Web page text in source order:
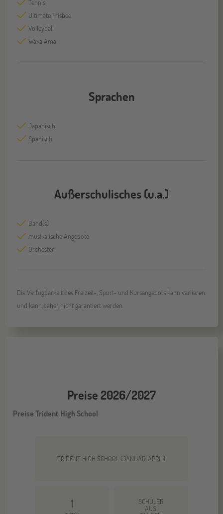
Tennis
Ultimate Frisbee
Volleyball
Waka Ama
Sprachen
Japanisch
Spanisch
Außerschulisches (u.a.)
Band(s)
musikalische Angebote
Orchester
Die Verfügbarkeit des Freizeit-, Sport- und Kursangebots kann variieren
und kann daher nicht garantiert werden.
Preise 2026/2027
Preise Trident High School
TRIDENT HIGH SCHOOL (JANUAR, APRIL)
1 SCHÜLER
AUS